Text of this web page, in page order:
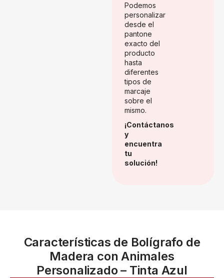
Podemos
personalizar
desde el
pantone
exacto del
producto
hasta
diferentes
tipos de
marcaje
sobre el
mismo.
¡Contáctanos
y
encuentra
tu
solución!
Características de Bolígrafo de
Madera con Animales
Personalizado – Tinta Azul